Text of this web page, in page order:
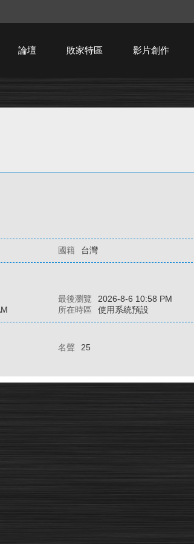
論壇 敗家特區 影片創作
國籍 台灣
最後瀏覽
2026-8-6 10:58 PM
所在時區 使用系統預設
名聲
25